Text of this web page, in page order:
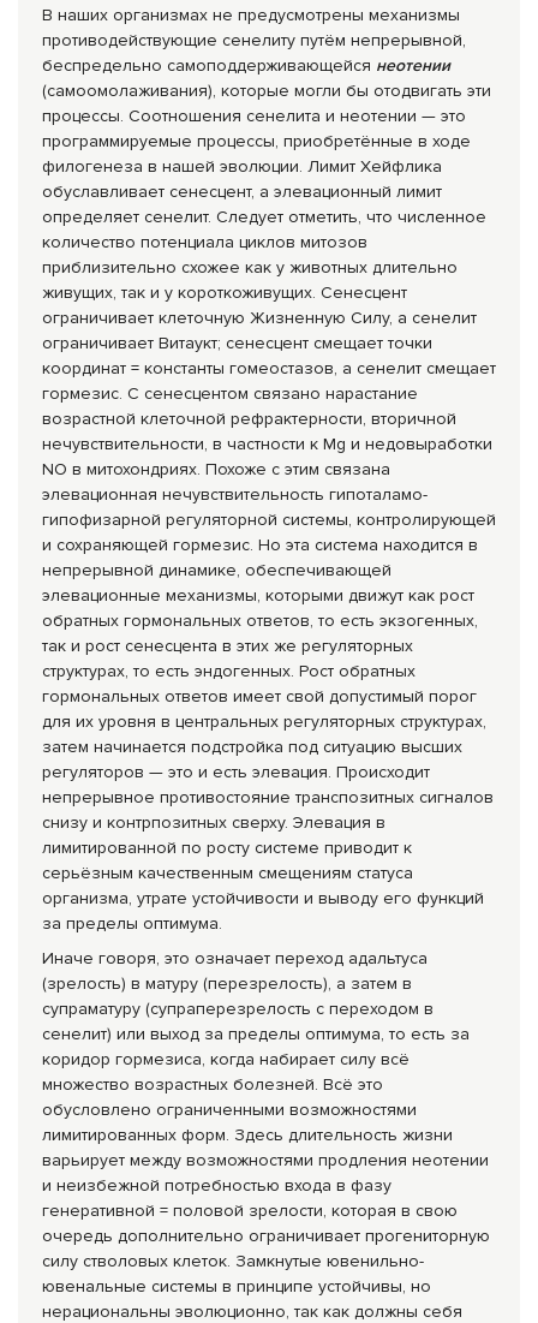
В наших организмах не предусмотрены механизмы
противодействующие сенелиту путём непрерывной,
беспредельно самоподдерживающейся неотении
(самоомолаживания), которые могли бы отодвигать эти
процессы. Соотношения сенелита и неотении — это
программируемые процессы, приобретённые в ходе
филогенеза в нашей эволюции. Лимит Хейфлика
обуславливает сенесцент, а элевационный лимит
определяет сенелит. Следует отметить, что численное
количество потенциала циклов митозов
приблизительно схожее как у животных длительно
живущих, так и у короткоживущих. Сенесцент
ограничивает клеточную Жизненную Силу, а сенелит
ограничивает Витаукт; сенесцент смещает точки
координат = константы гомеостазов, а сенелит смещает
гормезис. С сенесцентом связано нарастание
возрастной клеточной рефрактерности, вторичной
нечувствительности, в частности к Mg и недовыработки
NO в митохондриях. Похоже с этим связана
элевационная нечувствительность гипоталамо-
гипофизарной регуляторной системы, контролирующей
и сохраняющей гормезис. Но эта система находится в
непрерывной динамике, обеспечивающей
элевационные механизмы, которыми движут как рост
обратных гормональных ответов, то есть экзогенных,
так и рост сенесцента в этих же регуляторных
структурах, то есть эндогенных. Рост обратных
гормональных ответов имеет свой допустимый порог
для их уровня в центральных регуляторных структурах,
затем начинается подстройка под ситуацию высших
регуляторов — это и есть элевация. Происходит
непрерывное противостояние транспозитных сигналов
снизу и контрпозитных сверху. Элевация в
лимитированной по росту системе приводит к
серьёзным качественным смещениям статуса
организма, утрате устойчивости и выводу его функций
за пределы оптимума.
Иначе говоря, это означает переход адальтуса
(зрелость) в матуру (перезрелость), а затем в
супраматуру (супраперезрелость с переходом в
сенелит) или выход за пределы оптимума, то есть за
коридор гормезиса, когда набирает силу всё
множество возрастных болезней. Всё это
обусловлено ограниченными возможностями
лимитированных форм. Здесь длительность жизни
варьирует между возможностями продления неотении
и неизбежной потребностью входа в фазу
генеративной = половой зрелости, которая в свою
очередь дополнительно ограничивает прогениторную
силу стволовых клеток. Замкнутые ювенильно-
ювенальные системы в принципе устойчивы, но
нерациональны эволюционно, так как должны себя